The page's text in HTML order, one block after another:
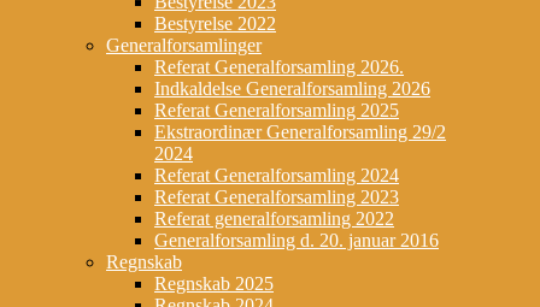
Bestyrelse 2022
Generalforsamlinger
Referat Generalforsamling 2026.
Indkaldelse Generalforsamling 2026
Referat Generalforsamling 2025
Ekstraordinær Generalforsamling 29/2
2024
Referat Generalforsamling 2024
Referat Generalforsamling 2023
Referat generalforsamling 2022
Generalforsamling d. 20. januar 2016
Regnskab
Regnskab 2025